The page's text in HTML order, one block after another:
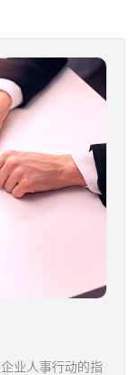
业人事行动的指